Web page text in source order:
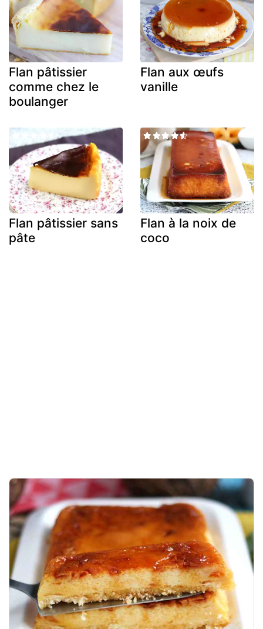
Flan pâtissier
comme chez le
boulanger
Flan aux œufs
vanille
Flan pâtissier sans
pâte
Flan à la noix de
coco